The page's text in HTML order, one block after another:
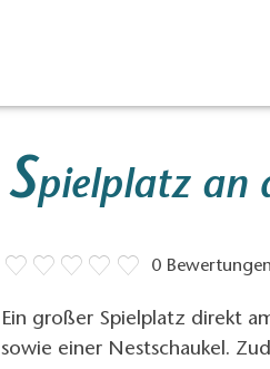
Spielplatz an
0 Bewertungen
Ein großer Spielplatz direkt
sowie einer Nestschaukel.